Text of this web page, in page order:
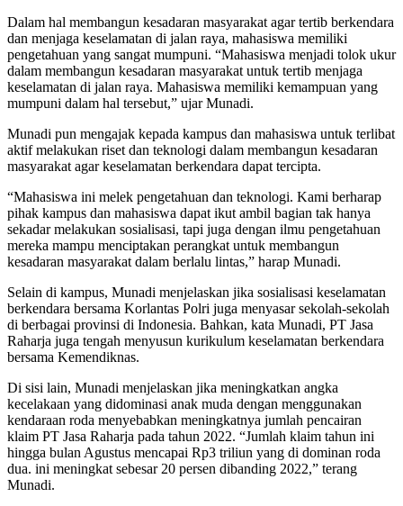
Dalam hal membangun kesadaran masyarakat agar tertib berkendara
dan menjaga keselamatan di jalan raya, mahasiswa memiliki
pengetahuan yang sangat mumpuni. “Mahasiswa menjadi tolok ukur
dalam membangun kesadaran masyarakat untuk tertib menjaga
keselamatan di jalan raya. Mahasiswa memiliki kemampuan yang
mumpuni dalam hal tersebut,” ujar Munadi.
Munadi pun mengajak kepada kampus dan mahasiswa untuk terlibat
aktif melakukan riset dan teknologi dalam membangun kesadaran
masyarakat agar keselamatan berkendara dapat tercipta.
“Mahasiswa ini melek pengetahuan dan teknologi. Kami berharap
pihak kampus dan mahasiswa dapat ikut ambil bagian tak hanya
sekadar melakukan sosialisasi, tapi juga dengan ilmu pengetahuan
mereka mampu menciptakan perangkat untuk membangun
kesadaran masyarakat dalam berlalu lintas,” harap Munadi.
Selain di kampus, Munadi menjelaskan jika sosialisasi keselamatan
berkendara bersama Korlantas Polri juga menyasar sekolah-sekolah
di berbagai provinsi di Indonesia. Bahkan, kata Munadi, PT Jasa
Raharja juga tengah menyusun kurikulum keselamatan berkendara
bersama Kemendiknas.
Di sisi lain, Munadi menjelaskan jika meningkatkan angka
kecelakaan yang didominasi anak muda dengan menggunakan
kendaraan roda menyebabkan meningkatnya jumlah pencairan
klaim PT Jasa Raharja pada tahun 2022. “Jumlah klaim tahun ini
hingga bulan Agustus mencapai Rp3 triliun yang di dominan roda
dua. ini meningkat sebesar 20 persen dibanding 2022,” terang
Munadi.